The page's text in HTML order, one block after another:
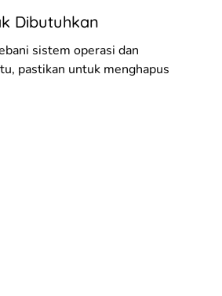
Dibutuhkan
sistem operasi dan
pastikan untuk menghapus